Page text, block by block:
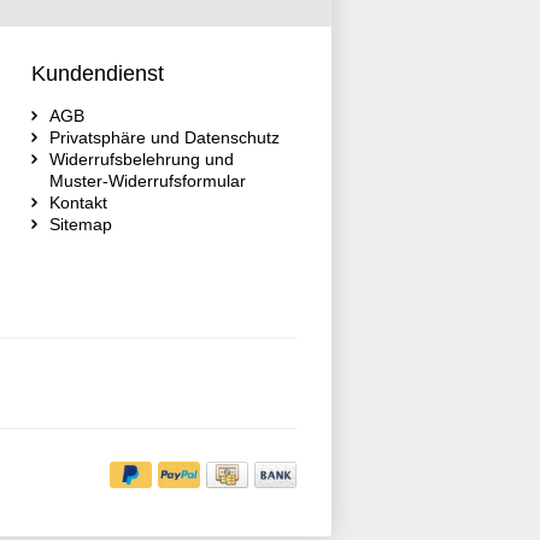
Kundendienst
AGB
Privatsphäre und Datenschutz
Widerrufsbelehrung und
Muster-Widerrufsformular
Kontakt
Sitemap